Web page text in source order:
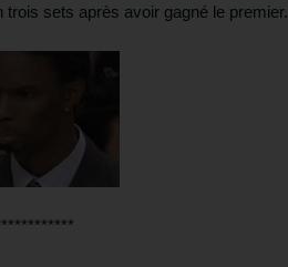
trois sets après avoir gagné le premier.